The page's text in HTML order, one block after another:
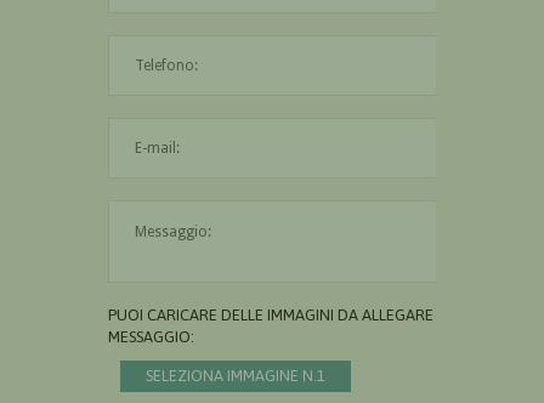
PUOI CARICARE DELLE IMMAGINI DA ALLEGARE AL
MESSAGGIO:
SELEZIONA IMMAGINE N.1